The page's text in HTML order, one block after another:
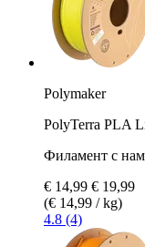
Polymaker
PolyTerra PLA
Филамент с
€ 14,99 € 19,99
(€ 14,99 / kg)
4.8 (4)